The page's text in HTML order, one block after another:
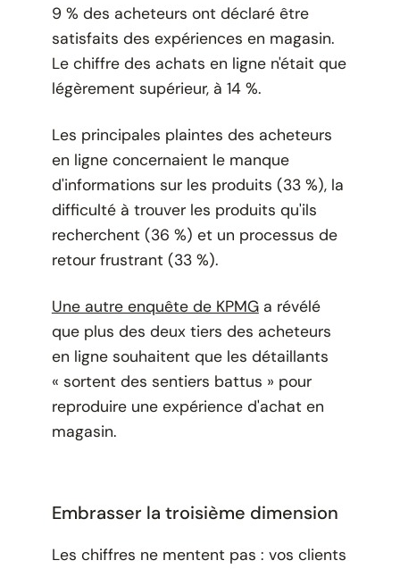
9 % des acheteurs ont déclaré être
satisfaits des expériences en magasin.
Le chiffre des achats en ligne n'était que
légèrement supérieur, à 14 %.
Les principales plaintes des acheteurs
en ligne concernaient le manque
d'informations sur les produits (33 %), la
difficulté à trouver les produits qu'ils
recherchent (36 %) et un processus de
retour frustrant (33 %).
Une autre enquête de KPMGa révélé
que plus des deux tiers des acheteurs
en ligne souhaitent que les détaillants
« sortent des sentiers battus » pour
reproduire une expérience d'achat en
magasin.
Embrasser la troisième dimension
Les chiffres ne mentent pas : vos clients